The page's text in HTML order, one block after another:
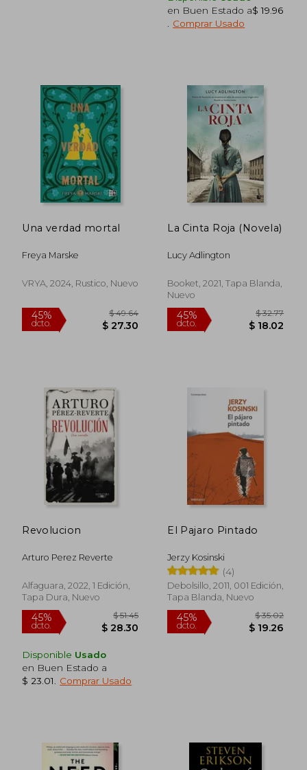
45%
dcto. $ 63.91
45%
dcto.
45% 45%
en Buen Estado a$ 19.96
Comprar Usado
Una verdad mortal
Freya Marske
VRYA, 2024, Rustico, Nuevo
La Cinta Roja (Novela)
Lucy Adlington
Booket, 2021, Tapa Blanda,
Nuevo
Revolucion
Arturo Perez Reverte
Alfaguara, 2022, 1 Edición,
Tapa Dura, Nuevo
Disponible Usado
en Buen Estado a
$ 23.01
Comprar Usado
El Pajaro Pintado
Jerzy Kosinski
(4)
Debolsillo, 2011, 001 Edición,
Tapa Blanda, Nuevo